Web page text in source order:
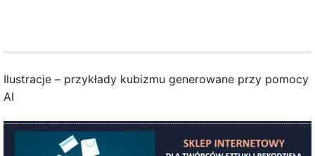
Ilustracje – przykłady kubizmu generowane przy pomocy
AI